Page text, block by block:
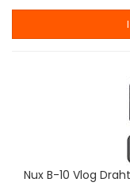
Nux B-10 Vlog